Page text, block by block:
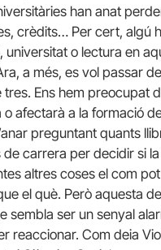
han anat
crèdits… Per cert, algú
universitat o lectura en
a més, es vol passar
tres. Ens hem preocupat
afectarà a la formació
preguntant quants
de carrera per decidir si
altres coses el com
el què. Però aquesta
sembla ser un senyal
reaccionar. Com deia